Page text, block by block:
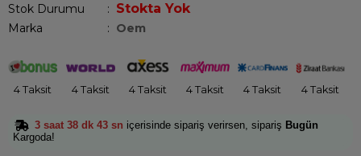
Stok Durumu : Stokta Yok
Marka : Oem
4 Taksit 4 Taksit 4 Taksit 4 Taksit 4 Taksit 4 Taksit
3 saat 38 dk 43 sn içerisinde sipariş verirsen, sipariş Bugün
Kargoda!